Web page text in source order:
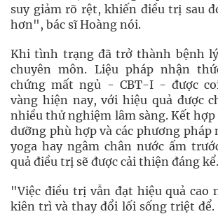
suy giảm rõ rệt, khiến điều trị sau
hơn", bác sĩ Hoàng nói.
Khi tình trạng đã trở thành bệnh
chuyên môn. Liệu pháp nhận
chứng mất ngủ - CBT-I - được
vàng hiện nay, với hiệu quả được
nhiều thử nghiệm lâm sàng. Kết
dưỡng phù hợp và các phương
yoga hay ngâm chân nước ấm
quả điều trị sẽ được cải thiện đáng kể.
"Việc điều trị vẫn đạt hiệu quả cao
kiên trì và thay đổi lối sống triệt